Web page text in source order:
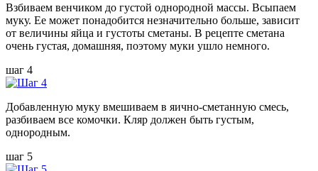
Взбиваем венчиком до густой однородной массы. Всыпаем
муку. Ее может понадобится незначительно больше, зависит
от величины яйца и густоты сметаны. В рецепте сметана
очень густая, домашняя, поэтому муки ушло немного.
шаг 4
Добавленную муку вмешиваем в яично-сметанную смесь,
разбиваем все комочки. Кляр должен быть густым,
однородным.
шаг 5